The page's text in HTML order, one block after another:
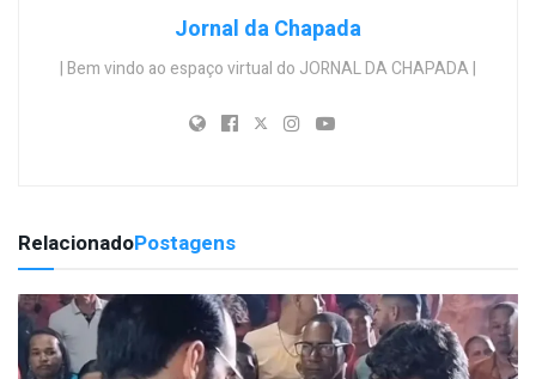
Jornal da Chapada
| Bem vindo ao espaço virtual do JORNAL DA CHAPADA |
RelacionadoPostagens